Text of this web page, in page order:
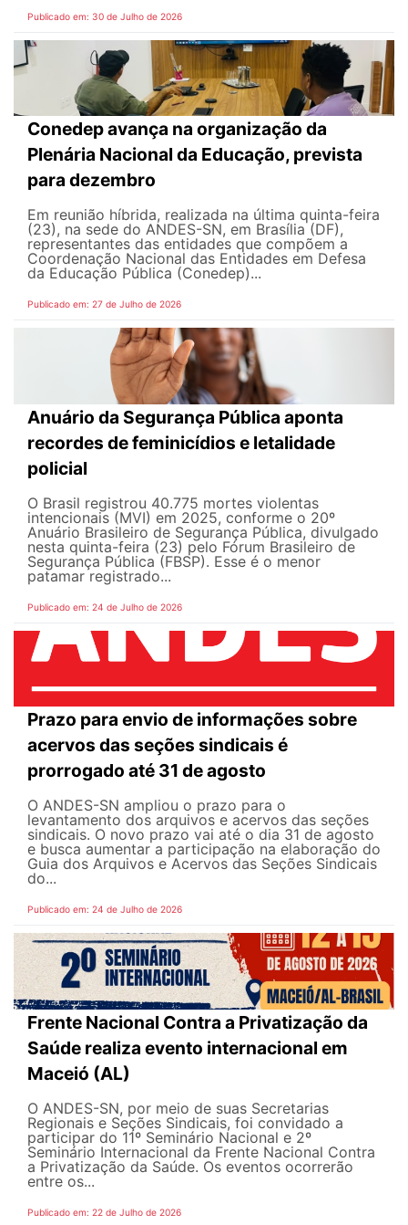
Publicado em: 30 de Julho de 2026
Conedep avança na organização da
Plenária Nacional da Educação, prevista
para dezembro
Em reunião híbrida, realizada na última quinta-feira
(23), na sede do ANDES-SN, em Brasília (DF),
representantes das entidades que compõem a
Coordenação Nacional das Entidades em Defesa
da Educação Pública (Conedep)...
Publicado em: 27 de Julho de 2026
Anuário da Segurança Pública aponta
recordes de feminicídios e letalidade
policial
O Brasil registrou 40.775 mortes violentas
intencionais (MVI) em 2025, conforme o 20º
Anuário Brasileiro de Segurança Pública, divulgado
nesta quinta-feira (23) pelo Fórum Brasileiro de
Segurança Pública (FBSP). Esse é o menor
patamar registrado...
Publicado em: 24 de Julho de 2026
Prazo para envio de informações sobre
acervos das seções sindicais é
prorrogado até 31 de agosto
O ANDES-SN ampliou o prazo para o
levantamento dos arquivos e acervos das seções
sindicais. O novo prazo vai até o dia 31 de agosto
e busca aumentar a participação na elaboração do
Guia dos Arquivos e Acervos das Seções Sindicais
do...
Publicado em: 24 de Julho de 2026
Frente Nacional Contra a Privatização da
Saúde realiza evento internacional em
Maceió (AL)
O ANDES-SN, por meio de suas Secretarias
Regionais e Seções Sindicais, foi convidado a
participar do 11º Seminário Nacional e 2º
Seminário Internacional da Frente Nacional Contra
a Privatização da Saúde. Os eventos ocorrerão
entre os...
Publicado em: 22 de Julho de 2026